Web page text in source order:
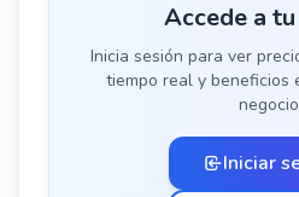
Accede a
Inicia sesión para ver
tiempo real y beneficios
Iniciar